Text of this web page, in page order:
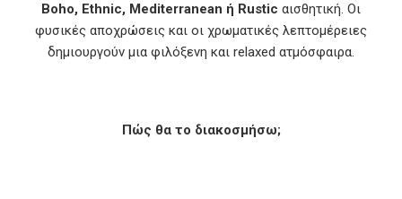
Boho, Ethnic, Mediterranean ή Rustic αισθητική. Οι
φυσικές αποχρώσεις και οι χρωματικές λεπτομέρειες
δημιουργούν μια φιλόξενη και relaxed ατμόσφαιρα.
Πώς θα το διακοσμήσω;